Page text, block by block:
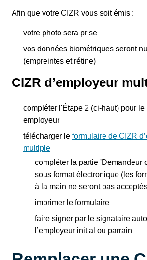
Afin que votre CIZR vous soit émis :
votre photo sera prise
vos données biométriques seront
(empreintes et rétine)
CIZR d’employeur
compléter l'Étape 2 (ci-haut) pour le
employeur
télécharger le formulaire de CIZR
multiple
compléter la partie 'Demandeur
sous format électronique (les
à la main ne seront pas
imprimer le formulaire
faire signer par le signataire
l’employeur initial ou parrain